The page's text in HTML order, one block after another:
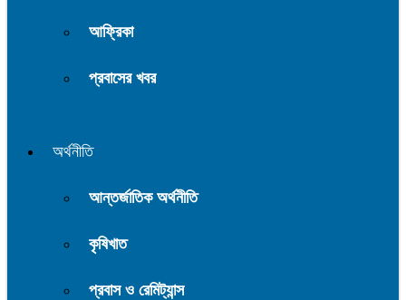
আফ্রিকা
প্রবাসের খবর
অর্থনীতি
আন্তর্জাতিক অর্থনীতি
কৃষিখাত
প্রবাস ও রেমিট্যান্স